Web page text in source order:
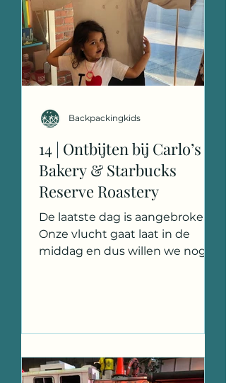
14 | Ontbijten bij Carlo’s
Bakery & Starbucks
Reserve Roastery
De laatste dag is aangebroken.
Onze vlucht gaat laat in de
middag en dus willen we nog
Backpackingkids